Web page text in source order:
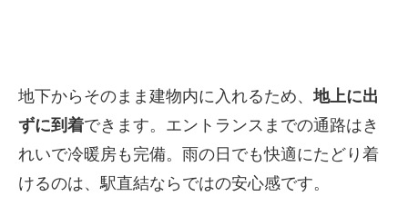
地下からそのまま建物内に入れるため、地上に出
ずに到着できます。エントランスまでの通路はき
れいで冷暖房も完備。雨の日でも快適にたどり着
けるのは、駅直結ならではの安心感です。